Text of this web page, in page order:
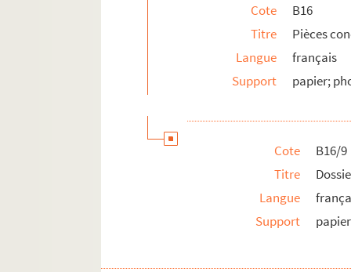
Cote
B16
Titre
Pièces
Langue
français
Support
papier;
Cote
B16/9
Titre
Langue
Support